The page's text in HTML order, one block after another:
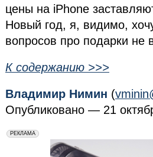
цены на iPhone
Новый год, я, видимо,
вопросов про подарки не
К содержанию >>>
Владимир Нимин (
Опубликовано — 21
erid: 2VfnxxmNzs5
РЕКЛАМА